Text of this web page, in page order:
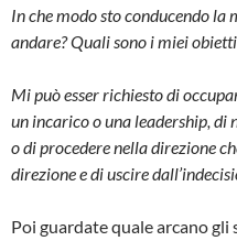
In che modo sto conducendo
andare? Quali sono i miei
Mi può esser richiesto di
un incarico o una leadership,
o di procedere nella direzione
direzione e di uscire
Poi guardate quale arcano